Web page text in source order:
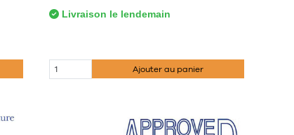
Livraison le lendemain
Ajouter au panier